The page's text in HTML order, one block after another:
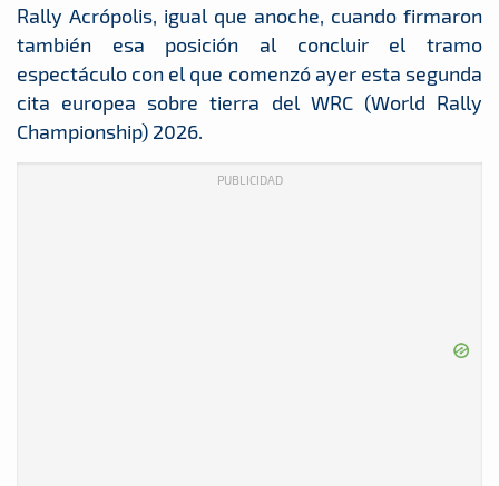
Rally Acrópolis, igual que anoche, cuando firmaron
también esa posición al concluir el tramo
espectáculo con el que comenzó ayer esta segunda
cita europea sobre tierra del WRC (World Rally
Championship) 2026.
PUBLICIDAD